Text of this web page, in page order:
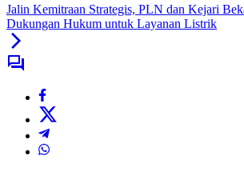
Jalin Kemitraan Strategis, PLN dan Kejari
Dukungan Hukum untuk Layanan Listrik